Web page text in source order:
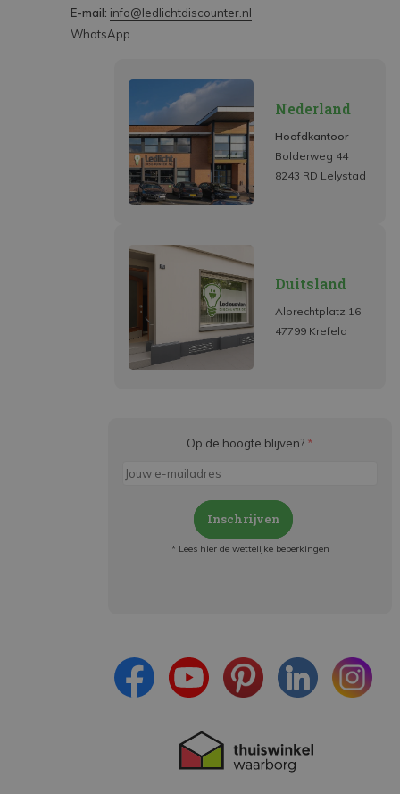
E-mail: info@ledlichtdiscounter.nl
WhatsApp
Nederland
Hoofdkantoor
Bolderweg 44
8243 RD Lelystad
Duitsland
Albrechtplatz 16
47799 Krefeld
Op de hoogte blijven? *
Inschrijven
* Lees hier de wettelijke beperkingen